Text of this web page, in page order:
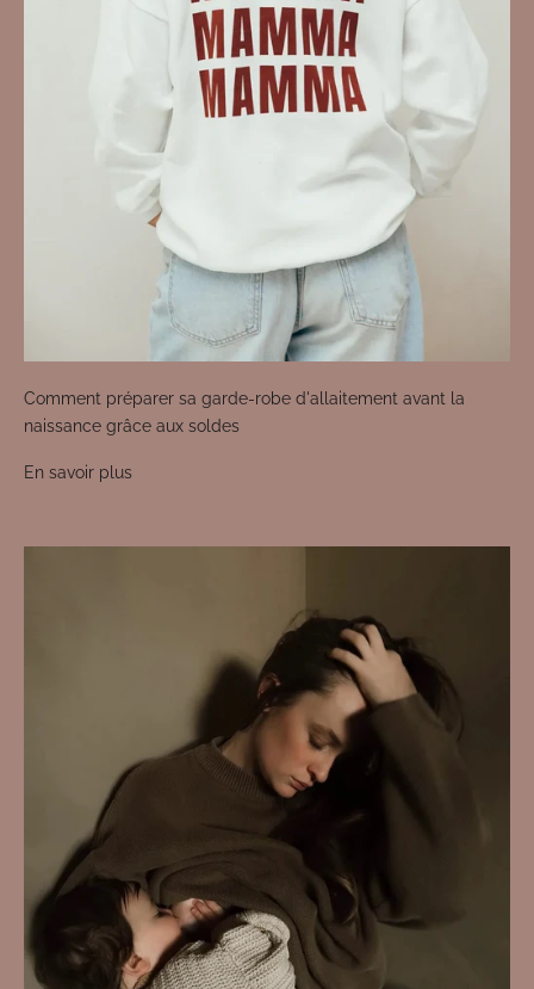
Comment préparer sa garde-robe d'allaitement avant la
naissance grâce aux soldes
En savoir plus